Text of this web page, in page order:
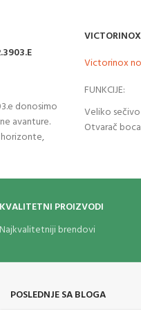
donosimo
avanture.
nude
brže i lakše
u džepu.
Džepni nož
i ergonomski
sa
Victorinox
FUNKCIJE:
Veliko sečivo
Otvarač boca
Šrafciger 3mm
Prsten za
KVALITETNI PROIZVODI
Najkvalitetniji brendovi
POSLEDNJE SA BLOGA